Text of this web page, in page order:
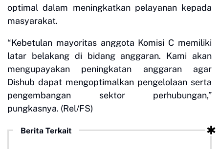
optimal dalam meningkatkan pelayanan kepada
masyarakat.
“Kebetulan mayoritas anggota Komisi C memiliki
latar belakang di bidang anggaran. Kami akan
mengupayakan peningkatan anggaran agar
Dishub dapat mengoptimalkan pengelolaan serta
pengembangan sektor perhubungan,”
pungkasnya. (Rel/FS)
Berita Terkait